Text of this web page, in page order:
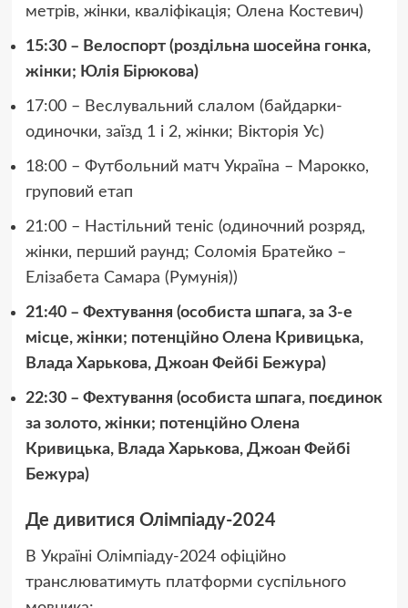
метрів, жінки, кваліфікація; Олена Костевич)
15:30 – Велоспорт (роздільна шосейна гонка,
жінки; Юлія Бірюкова)
17:00 – Веслувальний слалом (байдарки-
одиночки, заїзд 1 і 2, жінки; Вікторія Ус)
18:00 – Футбольний матч Україна – Марокко,
груповий етап
21:00 – Настільний теніс (одиночний розряд,
жінки, перший раунд; Соломія Братейко –
Елізабета Самара (Румунія))
21:40 – Фехтування (особиста шпага, за 3-е
місце, жінки; потенційно Олена Кривицька,
Влада Харькова, Джоан Фейбі Бежура)
22:30 – Фехтування (особиста шпага, поєдинок
за золото, жінки; потенційно Олена
Кривицька, Влада Харькова, Джоан Фейбі
Бежура)
Де дивитися Олімпіаду-2024
В Україні Олімпіаду-2024 офіційно
транслюватимуть платформи суспільного